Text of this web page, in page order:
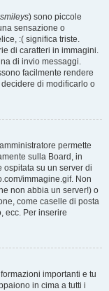
smileys) sono piccole
sensazione o
:( significa triste.
di caratteri in immagini.
di invio messaggi.
facilmente rendere
di modificarlo o
permette
sulla Board, in
ospitata su un server di
immagine.gif. Non
non abbia un server!) o
come caselle di posta
ecc. Per inserire
importanti e tu
in cima a tutti i